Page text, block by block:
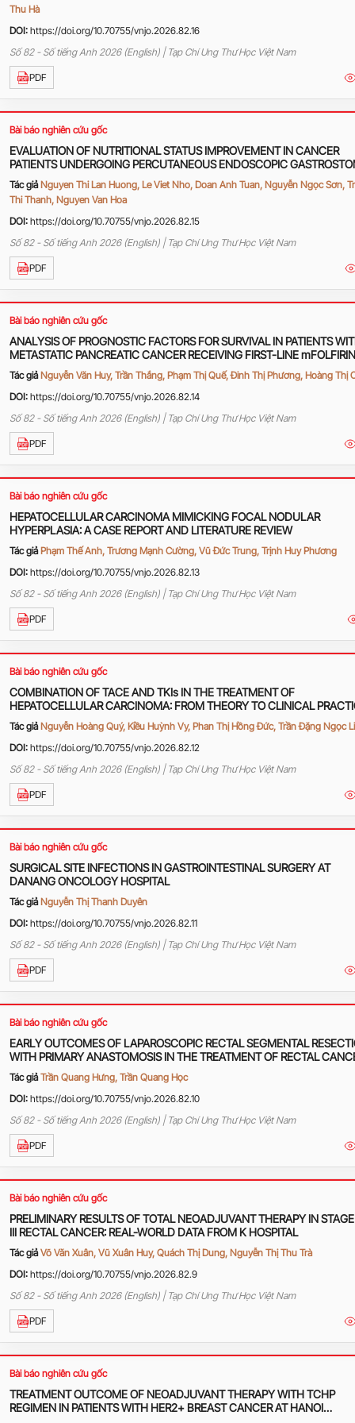
Thu Hà
DOI: https://doi.org/10.70755/vnjo.2026.82.16
Số 82 - Số tiếng Anh 2026 (English) | Tạp Chí Ung Thư Học Việt Nam
PDF
Bài báo nghiên cứu gốc
EVALUATION OF NUTRITIONAL STATUS IMPROVEMENT IN CANCER
PATIENTS UNDERGOING PERCUTANEOUS ENDOSCOPIC
(PEG)
Tác giả Nguyen Thi Lan Huong, Le Viet Nho, Doan Anh Tuan, Nguyễn Ngọc Sơn,
Thi Thanh, Nguyen Van Hoa
DOI: https://doi.org/10.70755/vnjo.2026.82.15
Số 82 - Số tiếng Anh 2026 (English) | Tạp Chí Ung Thư Học Việt Nam
PDF
Bài báo nghiên cứu gốc
ANALYSIS OF PROGNOSTIC FACTORS FOR SURVIVAL IN PATIENTS
METASTATIC PANCREATIC CANCER RECEIVING FIRST-LINE
AT K HOSPITAL
Tác giả Nguyễn Văn Huy, Trần Thắng, Phạm Thị Quế, Đinh Thị Phương, Hoàng Thị
DOI: https://doi.org/10.70755/vnjo.2026.82.14
Số 82 - Số tiếng Anh 2026 (English) | Tạp Chí Ung Thư Học Việt Nam
PDF
Bài báo nghiên cứu gốc
HEPATOCELLULAR CARCINOMA MIMICKING FOCAL NODULAR
HYPERPLASIA: A CASE REPORT AND LITERATURE REVIEW
Tác giả Phạm Thế Anh, Trương Mạnh Cường, Vũ Đức Trung, Trịnh Huy Phương
DOI: https://doi.org/10.70755/vnjo.2026.82.13
Số 82 - Số tiếng Anh 2026 (English) | Tạp Chí Ung Thư Học Việt Nam
PDF
Bài báo nghiên cứu gốc
COMBINATION OF TACE AND TKIs IN THE TREATMENT OF
HEPATOCELLULAR CARCINOMA: FROM THEORY TO CLINICAL
Tác giả Nguyễn Hoàng Quý, Kiều Huỳnh Vy, Phan Thị Hồng Đức, Trần Đặng Ngọc
DOI: https://doi.org/10.70755/vnjo.2026.82.12
Số 82 - Số tiếng Anh 2026 (English) | Tạp Chí Ung Thư Học Việt Nam
PDF
Bài báo nghiên cứu gốc
SURGICAL SITE INFECTIONS IN GASTROINTESTINAL SURGERY AT
DANANG ONCOLOGY HOSPITAL
Tác giả Nguyễn Thị Thanh Duyên
DOI: https://doi.org/10.70755/vnjo.2026.82.11
Số 82 - Số tiếng Anh 2026 (English) | Tạp Chí Ung Thư Học Việt Nam
PDF
Bài báo nghiên cứu gốc
EARLY OUTCOMES OF LAPAROSCOPIC RECTAL SEGMENTAL
WITH PRIMARY ANASTOMOSIS IN THE TREATMENT OF RECTAL
AT VIET TIEP FRIENDSHIP HOSPITAL
Tác giả Trần Quang Hưng, Trần Quang Học
DOI: https://doi.org/10.70755/vnjo.2026.82.10
Số 82 - Số tiếng Anh 2026 (English) | Tạp Chí Ung Thư Học Việt Nam
PDF
Bài báo nghiên cứu gốc
PRELIMINARY RESULTS OF TOTAL NEOADJUVANT THERAPY IN
III RECTAL CANCER: REAL-WORLD DATA FROM K HOSPITAL
Tác giả Võ Văn Xuân, Vũ Xuân Huy, Quách Thị Dung, Nguyễn Thị Thu Trà
DOI: https://doi.org/10.70755/vnjo.2026.82.9
Số 82 - Số tiếng Anh 2026 (English) | Tạp Chí Ung Thư Học Việt Nam
PDF
Bài báo nghiên cứu gốc
TREATMENT OUTCOME OF NEOADJUVANT THERAPY WITH TCHP
REGIMEN IN PATIENTS WITH HER2+ BREAST CANCER AT HANOI